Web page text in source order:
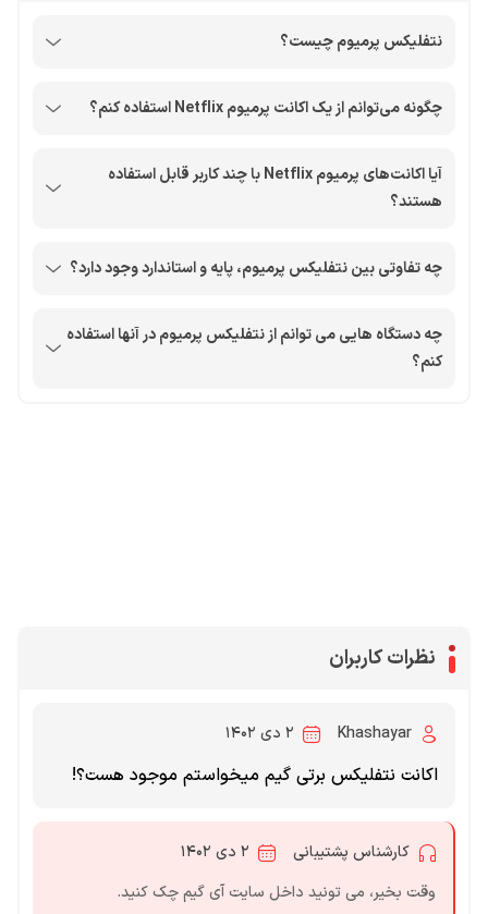
نتفلیکس پرمیوم چیست؟
چگونه می‌توانم از یک اکانت پرمیوم Netflix استفاده کنم؟
آیا اکانت‌های پرمیوم Netflix با چند کاربر قابل استفاده
هستند؟
چه تفاوتی بین نتفلیکس پرمیوم، پایه و استاندارد وجود دارد؟
چه دستگاه هایی می توانم از نتفلیکس پرمیوم در آنها استفاده
کنم؟
نظرات کاربران
Khashayar ۲ دی ۱۴۰۲
اکانت نتفلیکس برتی گیم میخواستم موجود هست؟!
کارشناس پشتیبانی
۲ دی ۱۴۰۲
وقت بخیر، می تونید داخل سایت آی گیم چک کنید.